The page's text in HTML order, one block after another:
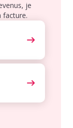
je
facture.